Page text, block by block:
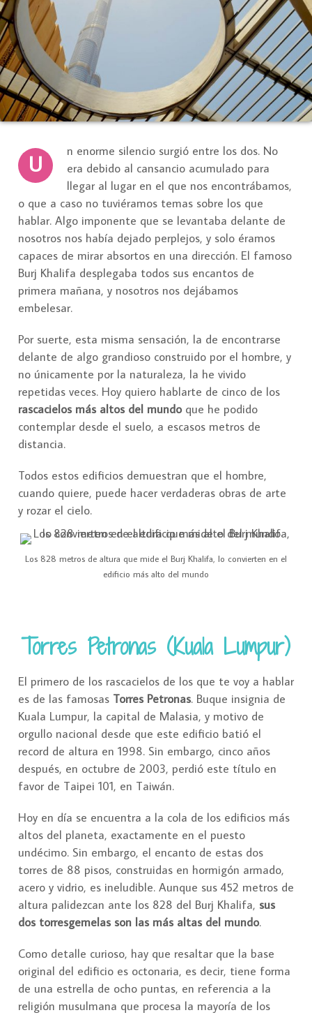
U
n enorme silencio surgió entre los dos. No
era debido al cansancio acumulado para
llegar al lugar en el que nos encontrábamos,
o que a caso no tuviéramos temas sobre los que
hablar. Algo imponente que se levantaba delante de
nosotros nos había dejado perplejos, y solo éramos
capaces de mirar absortos en una dirección. El famoso
Burj Khalifa desplegaba todos sus encantos de
primera mañana, y nosotros nos dejábamos
embelesar.
Por suerte, esta misma sensación, la de encontrarse
delante de algo grandioso construido por el hombre, y
no únicamente por la naturaleza, la he vivido
repetidas veces. Hoy quiero hablarte de cinco de los
rascacielos más altos del mundo que he podido
contemplar desde el suelo, a escasos metros de
distancia.
Todos estos edificios demuestran que el hombre,
cuando quiere, puede hacer verdaderas obras de arte
y rozar el cielo.
Los 828 metros de altura que mide el Burj Khalifa, lo convierten en el
edificio más alto del mundo
Torres Petronas (Kuala Lumpur)
El primero de los rascacielos de los que te voy a hablar
es de las famosas Torres Petronas. Buque insignia de
Kuala Lumpur, la capital de Malasia, y motivo de
orgullo nacional desde que este edificio batió el
record de altura en 1998. Sin embargo, cinco años
después, en octubre de 2003, perdió este título en
favor de Taipei 101, en Taiwán.
Hoy en día se encuentra a la cola de los edificios más
altos del planeta, exactamente en el puesto
undécimo. Sin embargo, el encanto de estas dos
torres de 88 pisos, construidas en hormigón armado,
acero y vidrio, es ineludible. Aunque sus 452 metros de
altura palidezcan ante los 828 del Burj Khalifa, sus
dos torresgemelas son las más altas del mundo.
Como detalle curioso, hay que resaltar que la base
original del edificio es octonaria, es decir, tiene forma
de una estrella de ocho puntas, en referencia a la
religión musulmana que procesa la mayoría de los